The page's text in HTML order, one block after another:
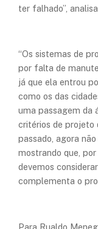
ter falhado”,
“Os sistemas de
por falta de
já que ela entrou
como os das
uma passagem da
critérios de projeto
passado, agora
mostrando que,
devemos
complementa o